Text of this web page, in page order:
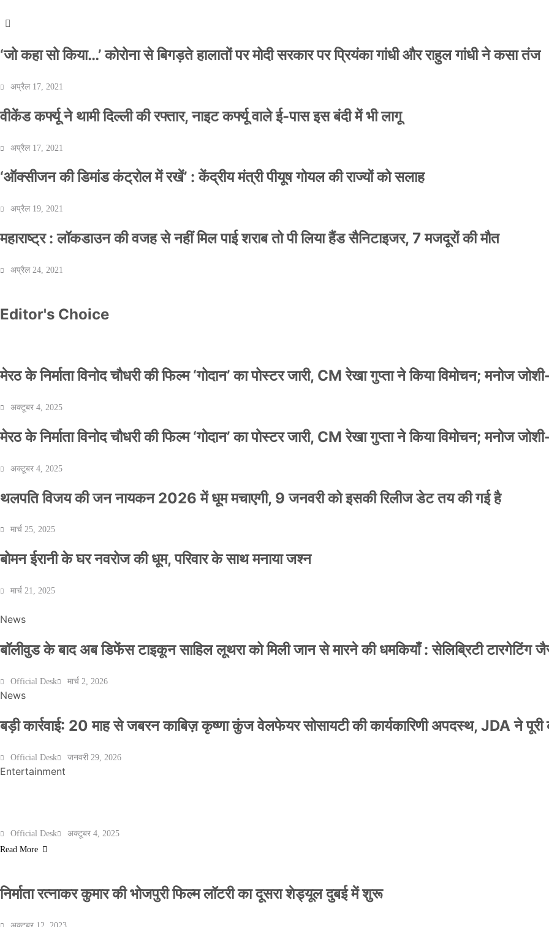
‘जो कहा सो किया…’ कोरोना से बिगड़ते हालातों पर मोदी सरकार पर प्रियंका गांधी और राहुल गांधी ने कसा तंज
अप्रैल 17, 2021
वीकेंड कर्फ्यू ने थामी दिल्ली की रफ्तार, नाइट कर्फ्यू वाले ई-पास इस बंदी में भी लागू
अप्रैल 17, 2021
‘ऑक्सीजन की डिमांड कंट्रोल में रखें’ : केंद्रीय मंत्री पीयूष गोयल की राज्यों को सलाह
अप्रैल 19, 2021
महाराष्ट्र : लॉकडाउन की वजह से नहीं मिल पाई शराब तो पी लिया हैंड सैनिटाइजर, 7 मजदूरों की मौत
अप्रैल 24, 2021
Editor's Choice
मेरठ के निर्माता विनोद चौधरी की फिल्म ‘गोदान’ का पोस्टर जारी, CM रेखा गुप्ता ने किया विमोचन; मनोज
अक्टूबर 4, 2025
मेरठ के निर्माता विनोद चौधरी की फिल्म ‘गोदान’ का पोस्टर जारी, CM रेखा गुप्ता ने किया विमोचन; मनोज
अक्टूबर 4, 2025
थलपति विजय की जन नायकन 2026 में धूम मचाएगी, 9 जनवरी को इसकी रिलीज डेट तय की गई है
मार्च 25, 2025
बोमन ईरानी के घर नवरोज की धूम, परिवार के साथ मनाया जश्न
मार्च 21, 2025
News
बॉलीवुड के बाद अब डिफेंस टाइकून साहिल लूथरा को मिली जान से मारने की धमकियाँ : सेलिब्रिटी टारगेटिंग
Official Desk मार्च 2, 2026
News
बड़ी कार्रवाई: 20 माह से जबरन काबिज़ कृष्णा कुंज वेलफेयर सोसायटी की कार्यकारिणी अपदस्थ, JDA ने पूरी
Official Desk जनवरी 29, 2026
Entertainment
Official Desk
अक्टूबर 4, 2025
Read More
निर्माता रत्नाकर कुमार की भोजपुरी फिल्म लॉटरी का दूसरा शेड्यूल दुबई में शुरू
अक्टूबर 12, 2023